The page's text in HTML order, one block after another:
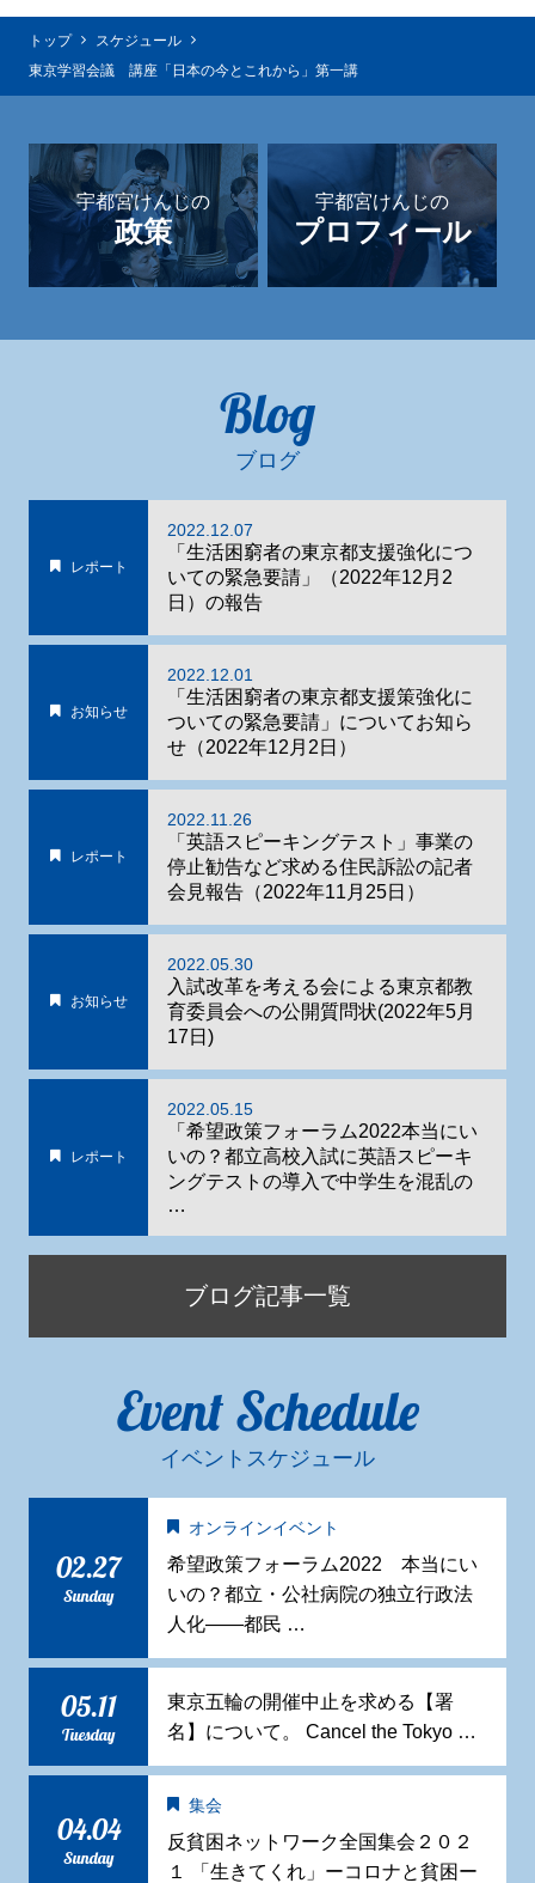
トップ
スケジュール
東京学習会議 講座「日本の今とこれから」第一講
宇都宮けんじの
政策
宇都宮けんじの
プロフィール
Blog
ブログ
レポート
2022.12.07
「生活困窮者の東京都支援強化につ
いての緊急要請」（2022年12月2
日）の報告
お知らせ
2022.12.01
「生活困窮者の東京都支援策強化に
ついての緊急要請」についてお知ら
せ（2022年12月2日）
レポート
2022.11.26
「英語スピーキングテスト」事業の
停止勧告など求める住民訴訟の記者
会見報告（2022年11月25日）
お知らせ
2022.05.30
入試改革を考える会による東京都教
育委員会への公開質問状(2022年5月
17日)
レポート
2022.05.15
「希望政策フォーラム2022本当にい
いの？都立高校入試に英語スピーキ
ングテストの導入で中学生を混乱の
…
ブログ記事一覧
Event Schedule
イベントスケジュール
02.27
Sunday
オンラインイベント
希望政策フォーラム2022 本当にい
いの？都立・公社病院の独立行政法
人化——都民 …
05.11
Tuesday
東京五輪の開催中止を求める【署
名】について。 Cancel the Tokyo …
04.04
Sunday
集会
反貧困ネットワーク全国集会２０２
１ 「生きてくれ」ーコロナと貧困ー